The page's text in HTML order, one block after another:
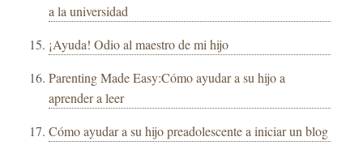
a la universidad
¡Ayuda! Odio al maestro de mi hijo
Parenting Made Easy:Cómo ayudar a su hijo a
aprender a leer
Cómo ayudar a su hijo preadolescente a iniciar un blog